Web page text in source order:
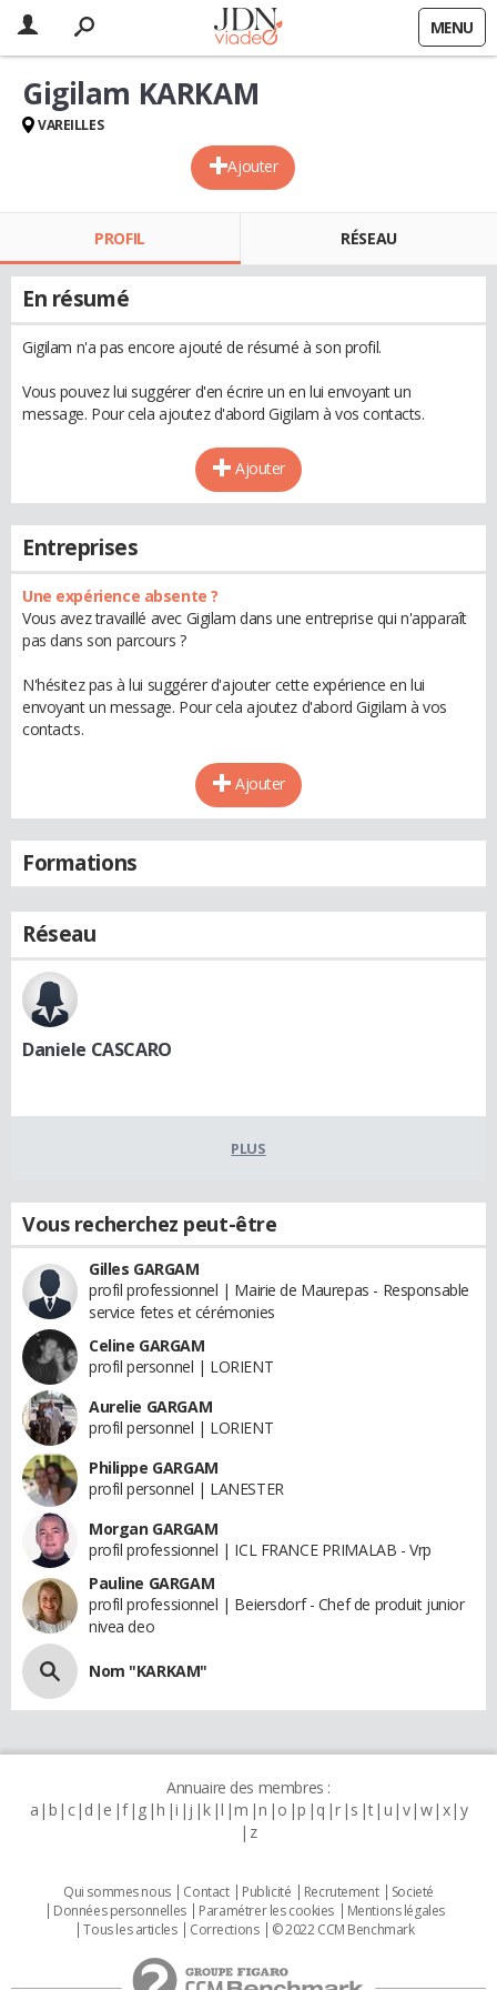
MENU
Ajouter
Gigilam KARKAM
VAREILLES
PROFIL RÉSEAU
En résumé
Gigilam n'a pas encore ajouté de résumé à son profil.
Vous pouvez lui suggérer d'en écrire un en lui envoyant un
message. Pour cela ajoutez d'abord Gigilam à vos contacts.
Ajouter
Entreprises
Une expérience absente ?
Vous avez travaillé avec Gigilam dans une entreprise qui n'apparaît
pas dans son parcours ?
N'hésitez pas à lui suggérer d'ajouter cette expérience en lui
envoyant un message. Pour cela ajoutez d'abord Gigilam à vos
contacts.
Ajouter
Formations
Réseau
Daniele CASCARO
PLUS
Vous recherchez peut-être
Gilles GARGAM
profil professionnel | Mairie de Maurepas - Responsable
service fetes et cérémonies
Celine GARGAM
profil personnel | LORIENT
Aurelie GARGAM
profil personnel | LORIENT
Philippe GARGAM
profil personnel | LANESTER
Morgan GARGAM
profil professionnel | ICL FRANCE PRIMALAB - Vrp
Pauline GARGAM
profil professionnel | Beiersdorf - Chef de produit junior
nivea deo
Nom "KARKAM"
Annuaire des membres :
a b c d e f g h i j k l m n o p q r s t u v w x y
z
Qui sommes nous Contact Publicité Recrutement
Societé
Données personnelles
Paramétrer les cookies
Mentions légales
Tous les articles
Corrections © 2022 CCM Benchmark